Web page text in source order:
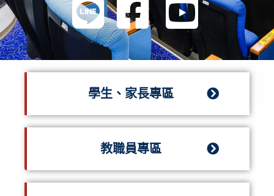
學生、家長專區
教職員專區